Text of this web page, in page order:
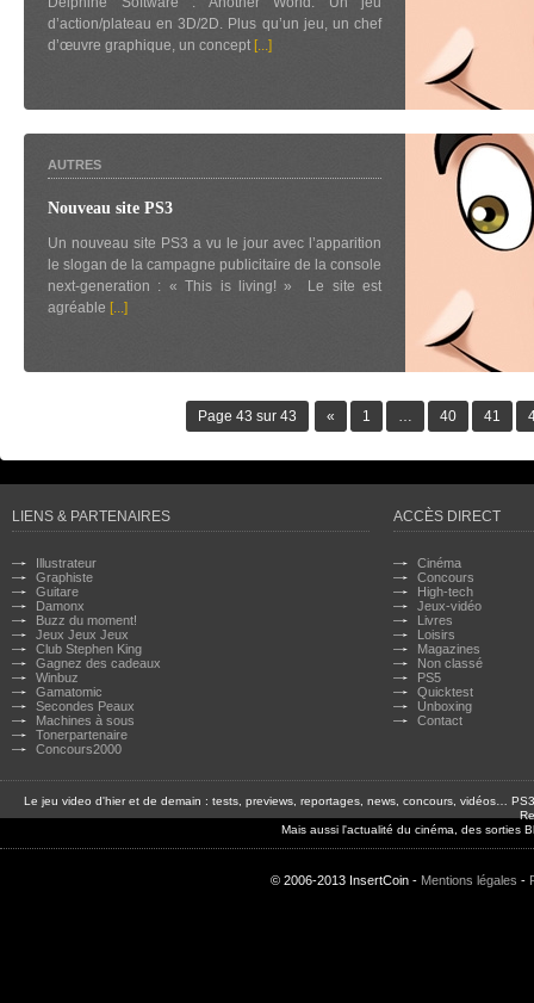
d’action/plateau en 3D/2D. Plus qu’un jeu, un chef
d’œuvre graphique, un concept [...]
AUTRES
Nouveau site PS3
Un nouveau site PS3 a vu le jour avec l’apparition
le slogan de la campagne publicitaire de la console
next-generation : « This is living! » Le site est
agréable [...]
Page 43 sur 43 « 1 … 40 41
LIENS & PARTENAIRES
Illustrateur
Graphiste
Guitare
Damonx
Buzz du moment!
Jeux Jeux Jeux
Club Stephen King
Gagnez des cadeaux
Winbuz
Gamatomic
Secondes Peaux
Machines à sous
Tonerpartenaire
Concours2000
ACCÈS DIRECT
Cinéma
Concours
High-tech
Jeux-vidéo
Livres
Loisirs
Magazines
Non classé
PS5
Quicktest
Unboxing
Contact
Le jeu video d'hier et de demain : tests, previews, reportages, news, concours, vidéos…
Mais aussi l'actualité du cinéma, des sorties
© 2006-2013 InsertCoin - Mentions légales -